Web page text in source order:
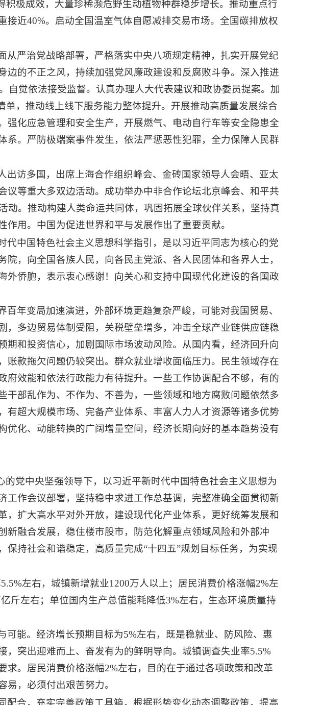
极成效，大量珍稀濒危野生动植物种群稳步增长。推动重点行
近40%。启动全国温室气体自愿减排交易市场。全国碳排放权
严治党战略部署，严格落实中央八项规定精神，扎实开展党纪
的不正之风，持续加强党风廉政建设和反腐败斗争。深入推进
自觉依法接受监督。认真办理人大代表建议和政协委员提案。加
，推动线上线下服务能力整体提升。开展推动高质量发展综合
化应急管理和安全生产，开展燃气、电动自行车等安全隐患全
。严防极端案事件发生，依法严惩恶性犯罪，全力保障人民群
访多国，出席上海合作组织峰会、金砖国家领导人会晤、亚太
等重大多双边活动。成功举办中非合作论坛北京峰会、和平共
。推动构建人类命运共同体，巩固拓展全球伙伴关系，坚持真
用。中国为促进世界和平与发展作出了重要贡献。
中国特色社会主义思想科学指引，是以习近平同志为核心的党
，向全国各族人民，向各民主党派、各人民团体和各界人士，
侨胞，表示衷心感谢！向关心和支持中国现代化建设的各国政
年变局加速演进，外部环境更趋复杂严峻，可能对我国贸易、
多边贸易体制受阻，关税壁垒增多，冲击全球产业链供应链稳
和投资信心，加剧国际市场波动风险。从国内看，经济回升向
款拖欠问题仍较突出。群众就业增收面临压力。民生领域存在
效能和依法行政能力有待提升。一些工作协调配合不够，有的
部乱作为、不作为、不善为，一些领域和地方腐败问题依然多
超大规模市场、完备产业体系、丰富人力人才资源等诸多优势
化、动能转换的广阔增量空间，经济长期向好的基本趋势没有
党中央坚强领导下，以习近平新时代中国特色社会主义思想为
作会议部署，坚持稳中求进工作总基调，完整准确全面贯彻新
扩大高水平对外开放，建设现代化产业体系，更好统筹发展和
融合发展，稳住楼市股市，防范化解重点领域风险和外部冲
持社会和谐稳定，高质量完成“十四五”规划目标任务，为实现
左右，城镇新增就业1200万人以上；居民消费价格涨幅2%左
斤左右；单位国内生产总值能耗降低3%左右，生态环境质量持
能。经济增长预期目标为5%左右，既是稳就业、防风险、惠
突出迎难而上、奋发有为的鲜明导向。城镇调查失业率5.5%
。居民消费价格涨幅2%左右，目的在于通过各项政策和改革
，必须付出艰苦努力。
合，充实完善政策工具箱，根据形势变化动态调整政策，提高